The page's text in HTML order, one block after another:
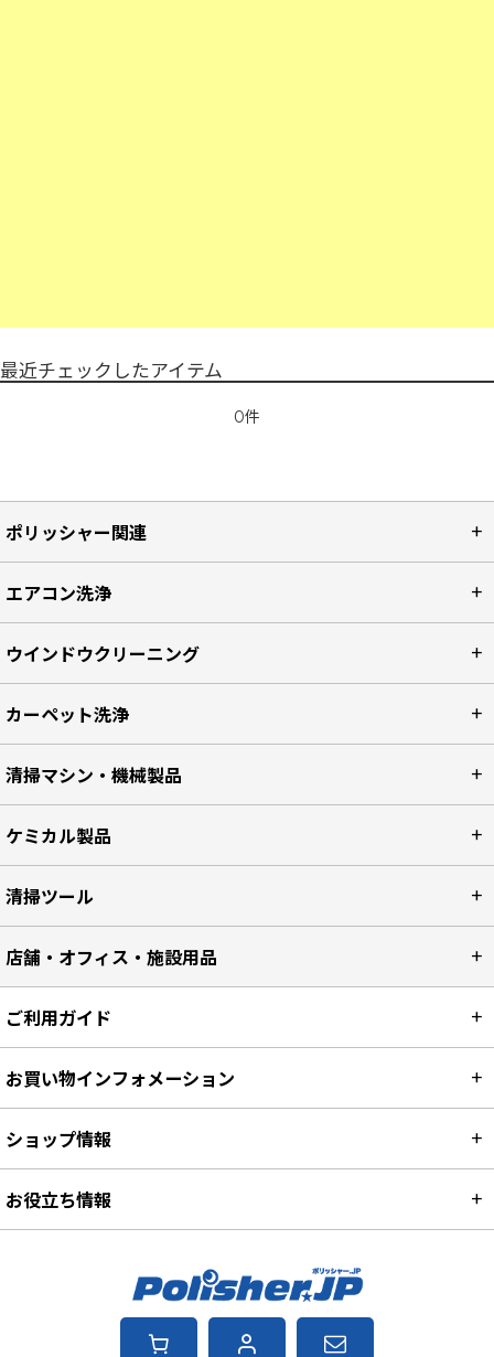
最近チェックしたアイテム
0件
ポリッシャー関連
エアコン洗浄
ウインドウクリーニング
カーペット洗浄
清掃マシン・機械製品
ケミカル製品
清掃ツール
店舗・オフィス・施設用品
ご利用ガイド
お買い物インフォメーション
ショップ情報
お役立ち情報